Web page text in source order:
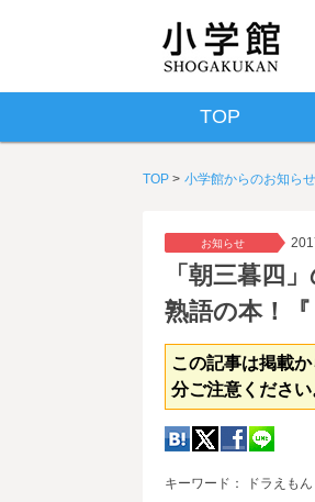
TOP
TOP 小学館からのお知ら
お知らせ
「朝三暮四
熟語の本！
この記事は掲載
分ご注意ください
キーワード： ドラえも